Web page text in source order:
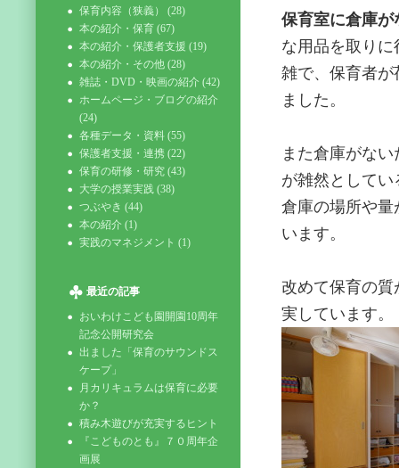
保育内容（狭義） (28)
本の紹介・保育 (67)
本の紹介・保護者支援 (19)
本の紹介・その他 (28)
雑誌・DVD・映画の紹介 (42)
ホームページ・ブログの紹介
(24)
各種データ・資料 (55)
保護者支援・連携 (22)
保育の研修・研究 (43)
大学の授業実践 (38)
つぶやき (44)
本の紹介 (1)
実践のマネジメント (1)
最近の記事
おいわけこども園開園10周年
記念公開研究会
出ました「保育のサウンドス
ケープ」
月カリキュラムは保育に必要
か？
積み木遊びが充実するヒント
『こどものとも』７０周年企
画展
保育室に倉庫が
な用品を取り
雑で、保育者
ました。
また倉庫がない
が雑然として
倉庫の場所や
います。
改めて保育の
実しています。